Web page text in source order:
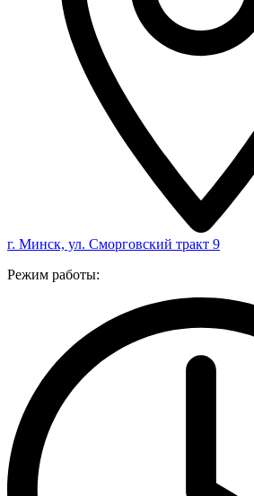
г. Минск, ул. Сморговский тракт 9
Режим работы: